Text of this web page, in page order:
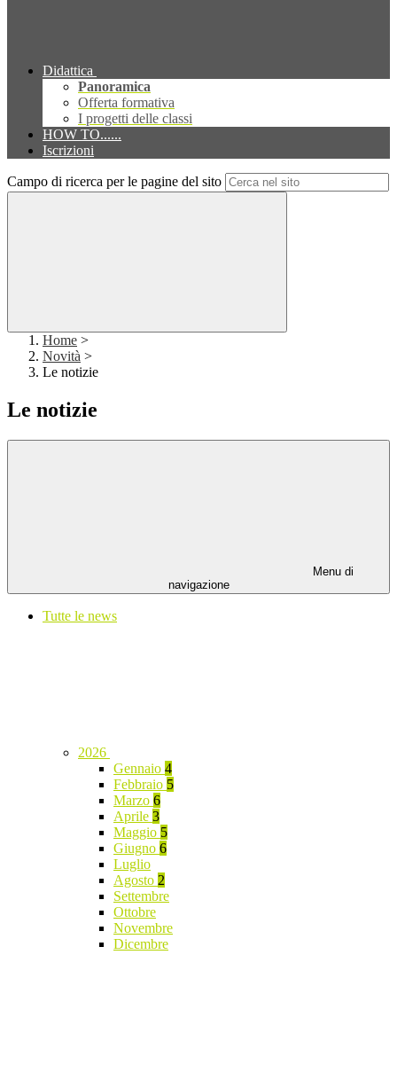
Didattica
Panoramica
Offerta formativa
I progetti delle classi
HOW TO......
Iscrizioni
Campo di ricerca per le pagine del sito
Home >
Novità >
Le notizie
Le notizie
Menu di
navigazione
Tutte le news
2026
Gennaio 4
Febbraio 5
Marzo 6
Aprile 3
Maggio 5
Giugno 6
Luglio
Agosto 2
Settembre
Ottobre
Novembre
Dicembre